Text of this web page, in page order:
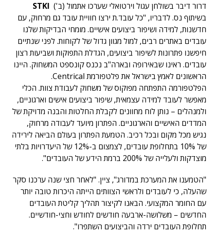
דרור דיבר בשולחן עגול וירטואלי שערכו אתמול (ב') STKI
בשיתוף נס. לדבריו, "כל עובד.ת ירצו חוויית עובד גם מרחוק, עם
חדשנות, למידה ושיפור ביצועים אישיים. מומחי הבדיקות שלנו
עובדים באתרים רבים, למול מגוון גדול של לקוחות. לפני שנתיים
חיפשנו פתרונות לשיפור ביצועים, הגדלת התפוקות ושביעות רצון
עובדים. ראינו שבאירופה ובארה"ב נכנס קונספט המשחוק. היינו
הראשונים לאמץ בישראל את פלטפורמת Centrical.
הפלטפורמה התפתחה מפוקוס של משחוק לעבודת צוות. הכלי
מאפשר לעובד למידה עצמאית, שיפור ביצועים אישים וארגוניים,
ולמנהלים – נותן לוח מחוונים לקבלת החלטות והבנה מדויקת של
המדדים האישיים והארגוניים. הפתרון מיועד לעבודה מרחוק,
נגיש מכל מקום ובכל רכיב. הטמעת הפתרון בעולם הביאה לירידה
של 10% בתחלופת עובדים, לצמצום ב-12% של היעדרויות בלתי
מוצדקות ולעלייה של 200% ברמת הידע של העובדים".
"הטמענו את המערכת במדורג", ציין. "לאחר חצי שנה ערכנו סקר
שהעלה, כי לעובדים ולראשי הצוותים הייתה היכרות טובה יותר
עם החומר המקצועי. הבאנו לקיצור תהליך קליטת העובדים
החדשים – משלושה-ארבעה חודשים לחודש וחצי-חודשיים.
תחלופת העובדים ירדה והביצועים השתפרו".